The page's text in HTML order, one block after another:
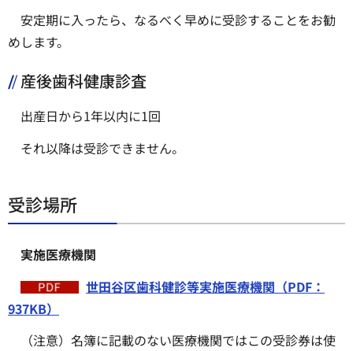
安定期に入ったら、なるべく早めに受診することをお勧
めします。
産後歯科健康診査
出産日から1年以内に1回
それ以降は受診できません。
受診場所
実施医療機関
世田谷区歯科健診等実施医療機関（PDF：
937KB）
（注意）名簿に記載のない医療機関ではこの受診券は使